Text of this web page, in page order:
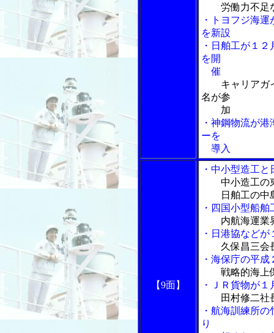
労働力不足な
・トヨフジ海
を新設
・日舶工が１
を開
催
キャリアガ
名が参
加
・神鋼物流が
ーを
導入
【9面】
・中小型造工
中小造工の
日舶工の中島
・四国小型船
内航海運業
・日港協など
久保昌三会
・海保庁の平
戦略的海上
・ＪＲ貨物が
田村修二社
・航海訓練所
り